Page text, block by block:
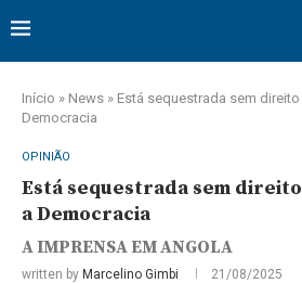
Início » News » Está sequestrada sem direito
Democracia
OPINIÃO
Está sequestrada sem direito
a Democracia
A IMPRENSA EM ANGOLA
written by Marcelino Gimbi 21/08/2025